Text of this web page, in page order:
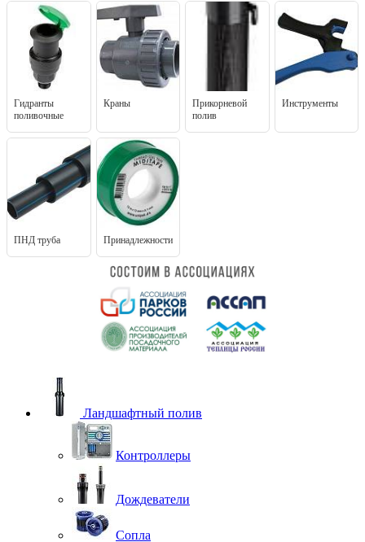
Гидранты
поливочные
Краны
Прикорневой
полив
Инструменты
ПНД труба Принадлежности
Ландшафтный полив
Контроллеры
Дождеватели
Сопла